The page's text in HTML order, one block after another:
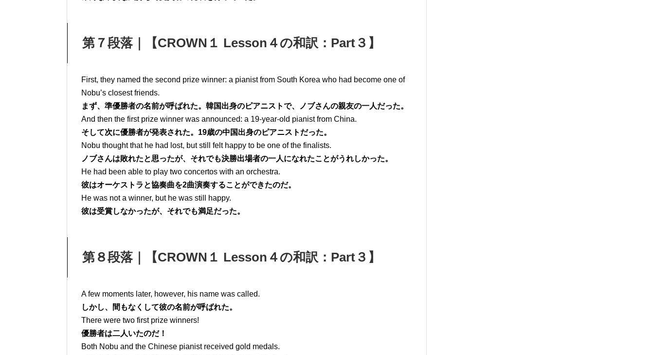
第７段落｜【CROWN１ Lesson４の和訳：Part３】
First, they named the second prize winner: a pianist from South Korea who had become one of
Nobu’s closest friends.
まず、準優勝者の名前が呼ばれた。韓国出身のピアニストで、ノブさんの親友の一人だった。
And then the first prize winner was announced: a 19-year-old pianist from China.
そして次に優勝者が発表された。19歳の中国出身のピアニストだった。
Nobu thought that he had lost, but still felt happy to be one of the finalists.
ノブさんは敗れたと思ったが、それでも決勝出場者の一人になれたことがうれしかった。
He had been able to play two concertos with an orchestra.
彼はオーケストラと協奏曲を2曲演奏することができたのだ。
He was not a winner, but he was still happy.
彼は受賞しなかったが、それでも満足だった。
第８段落｜【CROWN１ Lesson４の和訳：Part３】
A few moments later, however, his name was called.
しかし、間もなくして彼の名前が呼ばれた。
There were two first prize winners!
優勝者は二人いたのだ！
Both Nobu and the Chinese pianist received gold medals.